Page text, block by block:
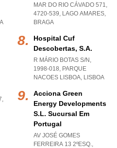
,
MAR DO RIO CÁVADO 571,
4720-539, LAGO AMARES,
BRAGA
Hospital Cuf
Descobertas, S.a.
R MÁRIO BOTAS S/N,
1998-018, PARQUE
NACOES LISBOA, LISBOA
Acciona Green
Energy Developments
S.l. Sucursal Em
Portugal
AV JOSÉ GOMES
FERREIRA 13 2ºESQ.,